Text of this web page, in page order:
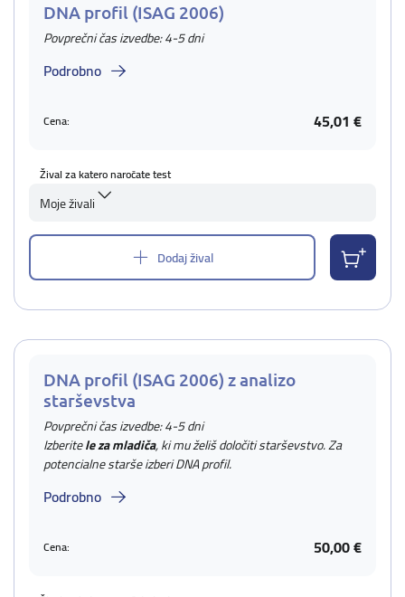
DNA profil (ISAG 2006)
Povprečni čas izvedbe: 4-5 dni
Podrobno
Cena: 45,01 €
Žival za katero naročate test
Moje živali
Dodaj žival
DNA profil (ISAG 2006) z analizo
starševstva
Povprečni čas izvedbe: 4-5 dni
Izberitele za mladiča, ki mu želiš določiti starševstvo. Za
potencialne starše izberi DNA profil.
Podrobno
Cena: 50,00 €